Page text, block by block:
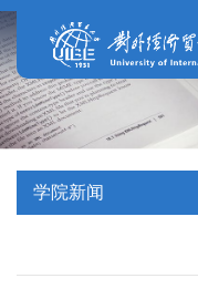
学院新闻